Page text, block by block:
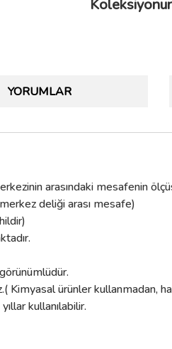
304,70 TL
YORUMLAR
arasındaki mesafenin
deliği arası mesafe)
Kimyasal ürünler kullanmadan,
kullanılabilir.